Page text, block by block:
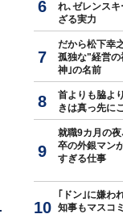
れ､ゼレンス
ざる実力
だから松下幸
孤独な"経営
神｣の名前
首よりも脇よ
きは真っ先に
就職9カ月の
卒の外銀マン
すぎる仕事
｢ドン｣に嫌わ
知事もマスコ